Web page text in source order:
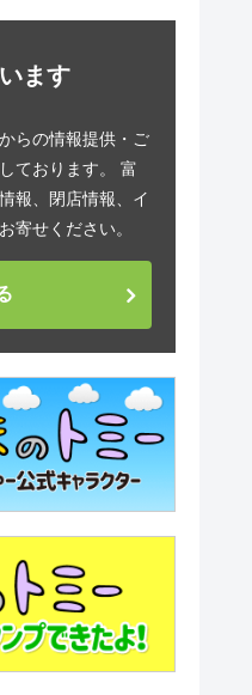
ます
らの情報提供・ご
ております。 富
報、閉店情報、イ
寄せください。